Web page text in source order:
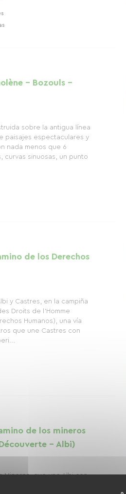
- Bozouls -
sobre la antigua línea
paisajes espectaculares y
nada menos que 6
curvas sinuosas, un punto
de los Derechos
y Castres, en la campiña
Droits de l'Homme
Humanos), una vía
que une Castres con
de los mineros
- Albi)
Mineros, que une Albi con